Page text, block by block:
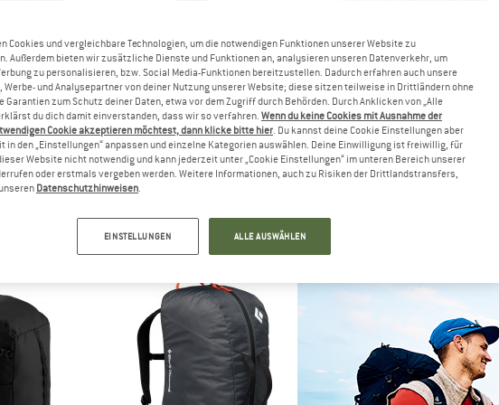
Edition
38%
BLUE ICE
44,95 € 27,87 €
4,5(6)
40%
STOIC
Cookies und vergleichbare Technologien, um die notwendigen Funktionen unserer Website zu
Außerdem bieten wir zusätzliche Dienste und Funktionen an, analysieren unseren Datenverkehr, um
zu personalisieren, bzw. Social Media-Funktionen bereitzustellen. Dadurch erfahren auch unsere
Werbe- und Analysepartner von deiner Nutzung unserer Website; diese sitzen teilweise in Drittländern ohne
Garantien zum Schutz deiner Daten, etwa vor dem Zugriff durch Behörden. Durch Anklicken von „Alle
du dich damit einverstanden, dass wir so verfahren. Wenn du keine Cookies mit Ausnahme der
Cookie akzeptieren möchtest, dann klicke bitte hier. Du kannst deine Cookie Einstellungen aber
in den „Einstellungen“ anpassen und einzelne Kategorien auswählen. Deine Einwilligung ist freiwillig, für
Website nicht notwendig und kann jederzeit unter „Cookie Einstellungen“ im unteren Bereich unserer
oder erstmals vergeben werden. Weitere Informationen, auch zu Risiken der Drittlandstransfers,
Datenschutzhinweisen.
EINSTELLUNGEN ALLE AUSWÄHLEN